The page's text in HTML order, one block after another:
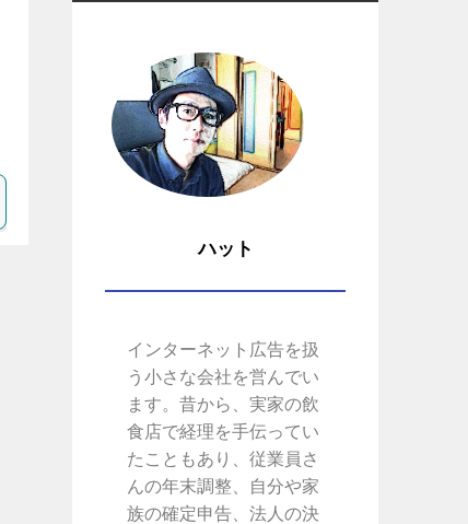
ハット
インターネット広告を扱
う小さな会社を営んでい
ます。昔から、実家の飲
食店で経理を手伝ってい
たこともあり、従業員さ
んの年末調整、自分や家
族の確定申告、法人の決